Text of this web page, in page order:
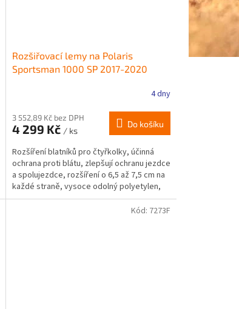
Rozšiřovací lemy na Polaris
Sportsman 1000 SP 2017-2020
4 dny
3 552,89 Kč bez DPH
4 299 Kč / ks
Do košíku
Rozšíření blatníků pro čtyřkolky, účinná
ochrana proti blátu, zlepšují ochranu jezdce
a spolujezdce, rozšíření o 6,5 až 7,5 cm na
každé straně, vysoce odolný polyetylen,
snadná...
Kód: 7273F